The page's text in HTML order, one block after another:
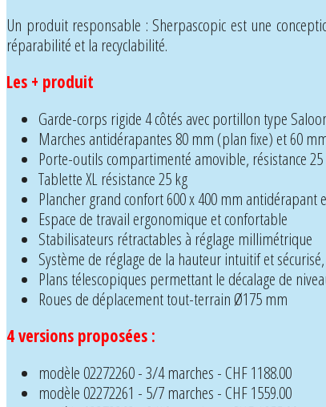
Un produit responsable : Sherpascopic est une
réparabilité et la recyclabilité.
Les + produit
Garde-corps rigide 4 côtés avec portillon type
Marches antidérapantes 80 mm (plan fixe) et 60
Porte-outils compartimenté amovible, résistance
Tablette XL résistance 25 kg
Plancher grand confort 600 x 400 mm antidérapant
Espace de travail ergonomique et confortable
Stabilisateurs rétractables à réglage millimétrique
Système de réglage de la hauteur intuitif et
Plans télescopiques permettant le décalage de
Roues de déplacement tout-terrain Ø175 mm
4 versions proposées :
modèle 02272260 - 3/4 marches - CHF 1188.00
modèle 02272261 - 5/7 marches - CHF 1559.00